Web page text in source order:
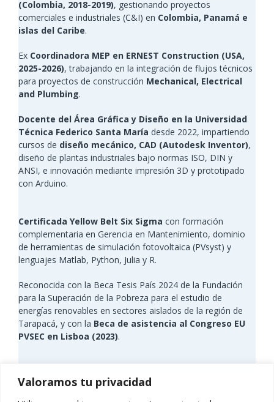
Valoramos tu privacidad
(Colombia, 2018-2019), gestionando proyectos
comerciales e industriales (C&I) en Colombia, Panamá e
islas del Caribe.
Ex Coordinadora MEP en ERNEST Construction (USA,
2025-2026), trabajando en la integración de flujos técnicos
para proyectos de construcción Mechanical, Electrical
and Plumbing.
Docente del Área Gráfica y Diseño en la Universidad
Técnica Federico Santa María desde 2022, impartiendo
cursos de diseño mecánico, CAD (Autodesk Inventor),
diseño de plantas industriales bajo normas ISO, DIN y
ANSI, e innovación mediante impresión 3D y prototipado
con Arduino.
Certificada Yellow Belt Six Sigma con formación
complementaria en Gerencia en Mantenimiento, dominio
de herramientas de simulación fotovoltaica (PVsyst) y
lenguajes Matlab, Python, Julia y R.
Reconocida con la Beca Tesis País 2024 de la Fundación
para la Superación de la Pobreza para el estudio de
energías renovables en sectores aislados de la región de
Tarapacá, y con la Beca de asistencia al Congreso EU
PVSEC en Lisboa (2023).